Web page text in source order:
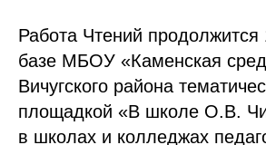
Работа Чтений продолжится
базе МБОУ «Каменская
Вичугского района
площадкой «В школе О.В.
в школах и колледжах